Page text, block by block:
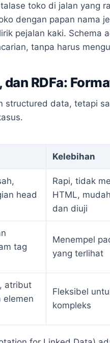
toko di jalan yang
dengan papan nama
pejalan kaki. Schema
tanpa harus
RDFa:
structured data, tetapi
Kelebihan
head
Rapi, tidak
HTML,
dan diuji
tag
Menempel
yang terlihat
atribut
elemen
Fleksibel
kompleks